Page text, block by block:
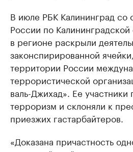
В июле РБК Калининград со
России по Калининградской
в регионе раскрыли
законспирированной
территории России
террористической
валь-Джихад». Ее участники
терроризм и склоняли к
приезжих гастарбайтеров.
«Доказана причастность